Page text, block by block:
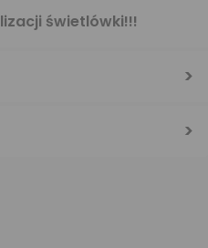
świetlówki!!!